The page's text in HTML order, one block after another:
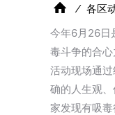
⁄ 各区
今年6月26日
毒斗争的合
活动现场通
确的人生观
家发现有吸